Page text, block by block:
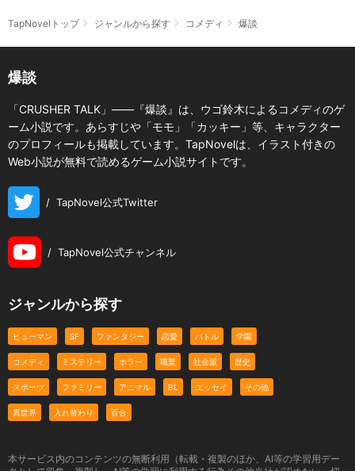
TapNovelトップ ジャンルから探す コメディ 爆談
爆談
「CRUSHER TALK」――『爆談』は、ウゴ鈴木によるコメディのゲ
ーム小説です。あらすじや「モモ」「カッキー」等、キャラクター
のプロフィールも掲載しています。TapNovelは、イラスト付きの
Web小説が無料で読めるゲーム小説サイトです。
/ TapNovel公式Twitter
/ TapNovel公式チャンネル
ジャンルから探す
ヒューマン SF ファンタジー 恋愛 バトル 学園
コメディ ミステリー ホラー 職業 社会派 歴史
スポーツ ファミリー アニマル BL エッセイ その他
異世界 入れ替わり 百合
本サービス内のコンテンツの無断利用（転載・複製のほか、AI等の学習用デー